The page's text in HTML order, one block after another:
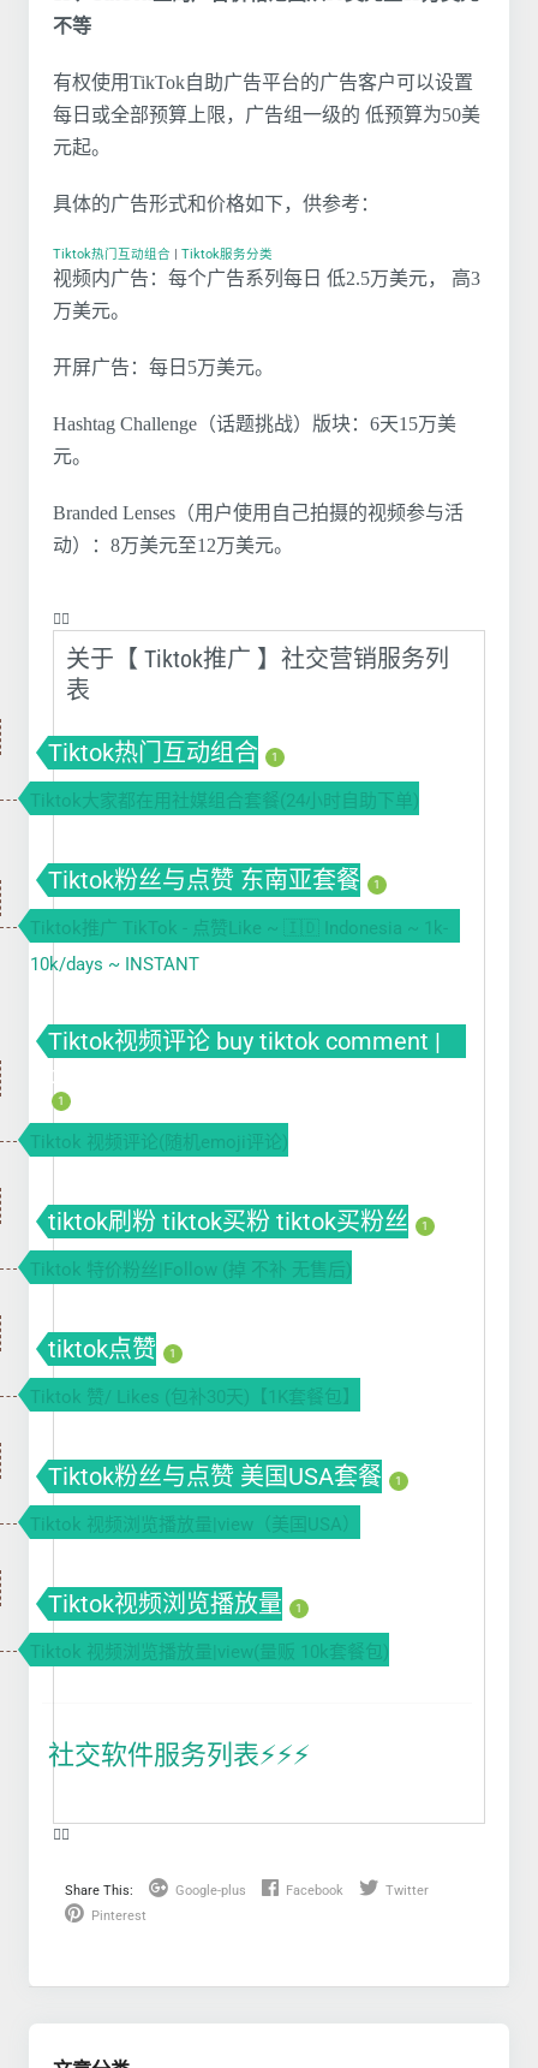
不等
有权使用TikTok自助广告平台的广告客户可以设置
每日或全部预算上限，广告组一级的 低预算为50美
元起。
具体的广告形式和价格如下，供参考：
Tiktok热门互动组合 Tiktok服务分类
视频内广告：每个广告系列每日 低2.5万美元， 高3
万美元。
开屏广告：每日5万美元。
Hashtag Challenge（话题挑战）版块：6天15万美
元。
Branded Lenses（用户使用自己拍摄的视频参与活
动）：8万美元至12万美元。
❤️‍🔥
关于【 Tiktok推广 】社交营销服务列
表
Tiktok热门互动组合 1
Tiktok大家都在用社媒组合套餐(24小时自助下单)
Tiktok粉丝与点赞 东南亚套餐 1
Tiktok推广 TikTok - 点赞Like ~ 🇮🇩 Indonesia ~ 1k-
10k/days ~ INSTANT
Tiktok视频评论 buy tiktok comment |
tiktok刷评论 | tiktok自动刷评论软件
1
Tiktok 视频评论(随机emoji评论)
tiktok刷粉 tiktok买粉 tiktok买粉丝 1
Tiktok 特价粉丝|Follow (掉 不补 无售后)
tiktok点赞 1
Tiktok 赞/ Likes (包补30天)【1K套餐包】
Tiktok粉丝与点赞 美国USA套餐 1
Tiktok 视频浏览播放量|view（美国USA）
Tiktok视频浏览播放量 1
Tiktok 视频浏览播放量|view(量贩 10k套餐包)
社交软件服务列表⚡️⚡️⚡️
❤️‍🔥
Share This: Google-plus Facebook
Twitter
Pinterest